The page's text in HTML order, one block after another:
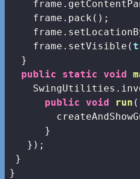
    frame.pack();
    frame.setVisible(
  }
public
static void
public void run
      }
   });
}
}